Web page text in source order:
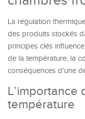
La régulation
des produits stockés
principes clés
de la température, la
conséquences d’une
L’importance
température